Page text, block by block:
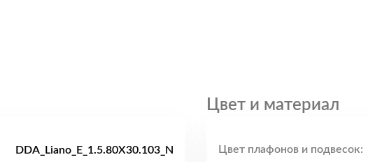
DDA_Liano_E_1.5.80X30.103_N
Цвет и материал
Цвет плафонов и подвесок: